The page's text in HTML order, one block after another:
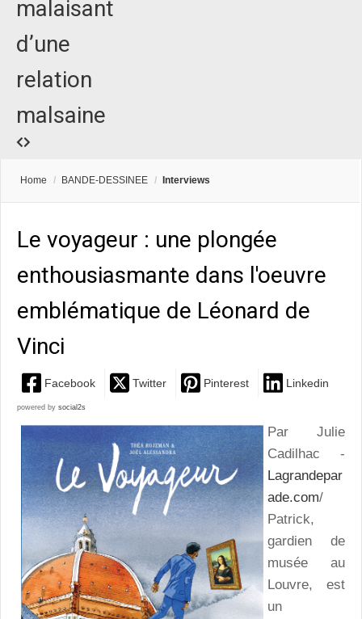
malaisant
d’une
relation
malsaine
Home / BANDE-DESSINEE / Interviews
Le voyageur : une plongée
enthousiasmante dans l'oeuvre
emblématique de Léonard de
Vinci
Facebook Twitter Pinterest Linkedin
powered by social2s
Par Julie
Cadilhac -
Lagrandepar
ade.com/
Patrick,
gardien de
musée au
Louvre, est
un